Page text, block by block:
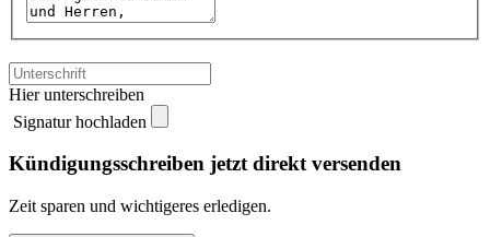
Hier unterschreiben
Signatur hochladen
Kündigungsschreiben jetzt direkt versenden
Zeit sparen und wichtigeres erledigen.